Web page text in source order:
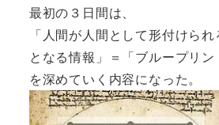
最初の３日間は、
「人間が人間として形付けら
となる情報」＝「ブループリン
を深めていく内容になった。